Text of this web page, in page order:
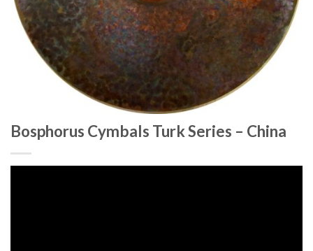
Bosphorus Cymbals Turk Series – China